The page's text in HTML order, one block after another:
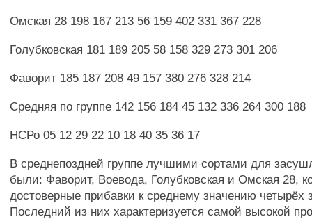
Омская 28 198 167 213 56 159 402 331 367 228
Голубковская 181 189 205 58 158 329 273 301 206
Фаворит 185 187 208 49 157 380 276 328 214
Средняя по группе 142 156 184 45 132 336 264 300 188
НСРо 05 12 29 22 10 18 40 35 36 17
В среднепоздней группе лучшими сортами для
были: Фаворит, Воевода, Голубковская и Омская 28,
достоверные прибавки к среднему значению
Последний из них характеризуется самой высокой